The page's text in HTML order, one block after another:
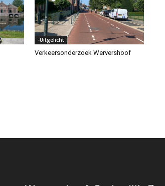
-Uitgelicht
Verkeersonderzoek Wervershoof